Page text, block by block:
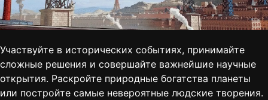
Участвуйте в исторических событиях, принимайте
сложные решения и совершайте важнейшие научные
открытия. Раскройте природные богатства планеты
или постройте самые невероятные людские творения.